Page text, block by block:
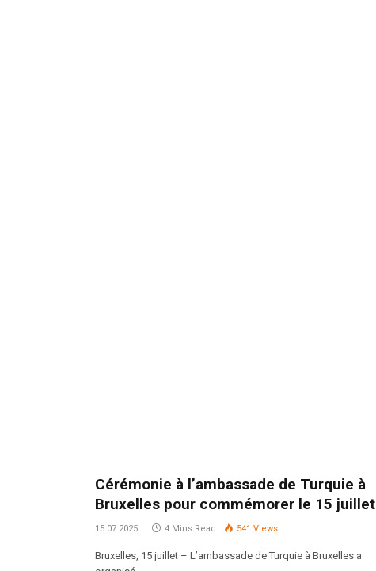
Cérémonie à l’ambassade de Turquie à
Bruxelles pour commémorer le 15 juillet
15.07.2025 4 Mins Read 541 Views
Bruxelles, 15 juillet – L’ambassade de Turquie à Bruxelles a